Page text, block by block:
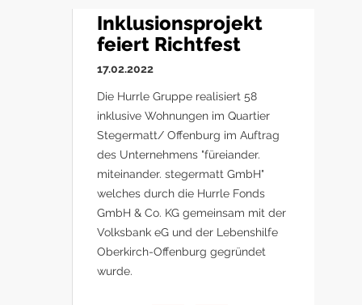
Inklusionsprojekt
feiert Richtfest
17.02.2022
Die Hurrle Gruppe realisiert 58
inklusive Wohnungen im Quartier
Stegermatt/ Offenburg im Auftrag
des Unternehmens "füreiander.
miteinander. stegermatt GmbH"
welches durch die Hurrle Fonds
GmbH & Co. KG gemeinsam mit der
Volksbank eG und der Lebenshilfe
Oberkirch-Offenburg gegründet
wurde.